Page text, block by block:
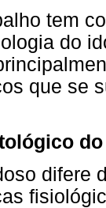
tem
do
que se
difere